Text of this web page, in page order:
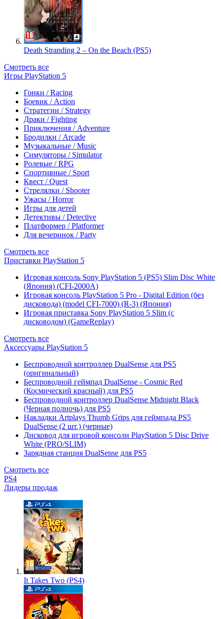
Death Stranding 2 – On the Beach (PS5)
Смотреть все
Игры PlayStation 5
Гонки / Racing
Боевик / Action
Стратегии / Strategy
Драки / Fighting
Приключения / Adventure
Бродилки / Arcade
Музыкальные / Music
Симуляторы / Simulator
Ролевые / RPG
Спортивные / Sport
Квест / Quest
Стрелялки / Shooter
Ужасы / Horror
Игры для детей
Детективы / Detective
Платформер / Platformer
Для вечеринок / Party
Смотреть все
Приставки PlayStation 5
Игровая консоль Sony PlayStation 5 (PS5) Slim Disc White
(Япония) (CFI-2000A)
Игровая консоль PlayStation 5 Pro - Digital Edition (без
дисковода) (model CFI-7000) (R-3) (Япония)
Игровая приставка Sony PlayStation 5 Slim (с
дисководом) (GameReplay)
Смотреть все
Аксессуары PlayStation 5
Беспроводной контроллер DualSense для PS5
(оригинальный)
Беспроводной геймпад DualSense - Cosmic Red
(Космический красный) для PS5
Беспроводной контроллер DualSense Midnight Black
(Черная полночь) для PS5
Накладки Artplays Thumb Grips для геймпада PS5
DualSense (2 шт.) (черные)
Дисковод для игровой консоли PlayStation 5 Disc Drive
White (PRO/SLIM)
Зарядная станция DualSense для PS5
Смотреть все
PS4
Лидеры продаж
It Takes Two (PS4)